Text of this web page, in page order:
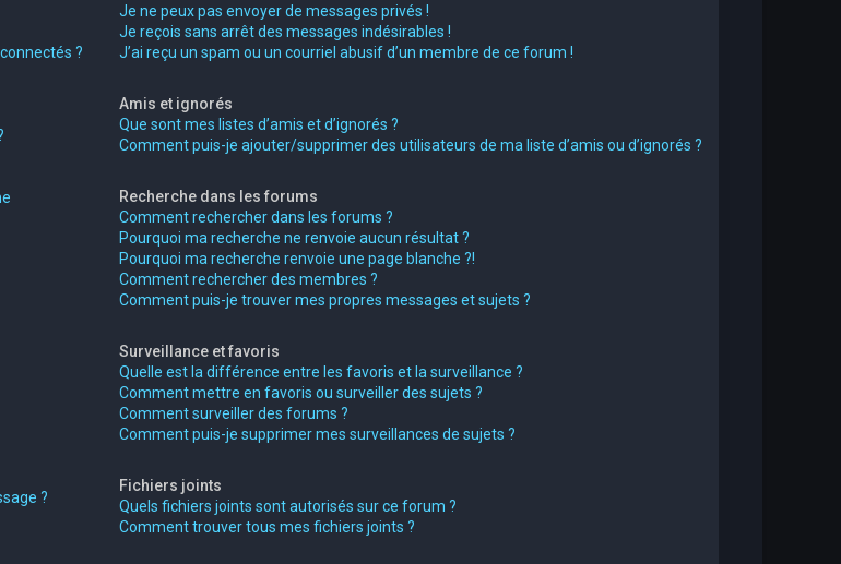
?
?
Je ne peux pas envoyer de messages privés !
Je reçois sans arrêt des messages indésirables !
J’ai reçu un spam ou un courriel abusif d’un membre de ce forum !
Amis et ignorés
Que sont mes listes d’amis et d’ignorés ?
Comment puis-je ajouter/supprimer des utilisateurs de ma liste d’amis ou d’ignorés ?
Recherche dans les forums
Comment rechercher dans les forums ?
Pourquoi ma recherche ne renvoie aucun résultat ?
Pourquoi ma recherche renvoie une page blanche ?!
Comment rechercher des membres ?
Comment puis-je trouver mes propres messages et sujets ?
Surveillance et favoris
Quelle est la différence entre les favoris et la surveillance ?
Comment mettre en favoris ou surveiller des sujets ?
Comment surveiller des forums ?
Comment puis-je supprimer mes surveillances de sujets ?
Fichiers joints
Quels fichiers joints sont autorisés sur ce forum ?
Comment trouver tous mes fichiers joints ?